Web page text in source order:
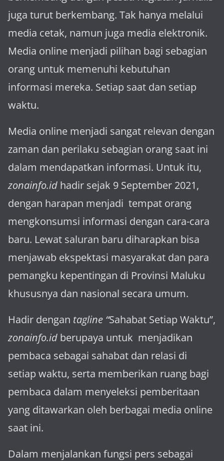
juga turut berkembang. Tak hanya melalui
media cetak, namun juga media elektronik.
Media online menjadi pilihan bagi sebagian
orang untuk memenuhi kebutuhan
informasi mereka. Setiap saat dan setiap
waktu.
Media online menjadi sangat relevan dengan
za­man dan perilaku sebagian orang saat ini
dalam mendapatkan informasi. Untuk itu,
zonainfo.id hadir sejak 9 September 2021,
dengan harapan menjadi tem­pat orang
mengkonsumsi informasi dengan cara-cara
baru. Lewat sa­luran ba­ru diharapkan bisa
menja­wab ekspektasi masya­rakat dan para
pemangku kepen­tingan di Provinsi Maluku
khususnya dan nasional secara umum.
Hadir dengan tagline “Sahabat Setiap Waktu”,
zonainfo.id berupaya untuk menjadikan
pembaca sebagai sahabat dan relasi di
setiap waktu, serta memberikan ruang bagi
pembaca dalam menyeleksi pemberitaan
yang ditawarkan oleh berbagai media online
saat ini.
Dalam menjalankan fungsi pers sebagai